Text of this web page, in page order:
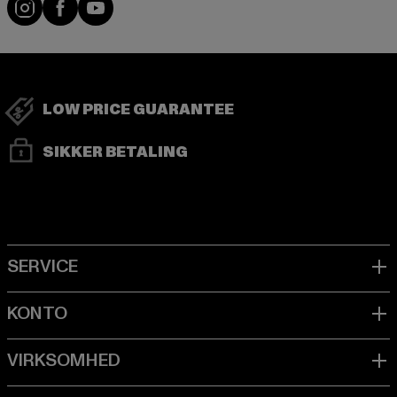
LOW PRICE GUARANTEE
SIKKER BETALING